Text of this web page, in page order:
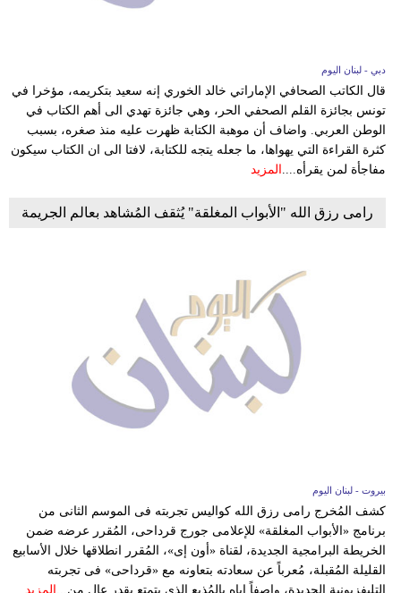
دبي - لبنان اليوم
قال الكاتب الصحافي الإماراتي خالد الخوري إنه سعيد بتكريمه، مؤخرا في
تونس بجائزة القلم الصحفي الحر، وهي جائزة تهدي الى أهم الكتاب في
الوطن العربي. واضاف أن موهبة الكتابة ظهرت عليه منذ صغره، بسبب
كثرة القراءة التي يهواها، ما جعله يتجه للكتابة، لافتا الى ان الكتاب سيكون
مفاجأة لمن يقرأه.... المزيد
رامى رزق الله "الأبواب المغلقة" يُثقف المُشاهد بعالم الجريمة
بيروت - لبنان اليوم
كشف المُخرج رامى رزق الله كواليس تجربته فى الموسم الثانى من
برنامج «الأبواب المغلقة» للإعلامى جورج قرداحى، المُقرر عرضه ضمن
الخريطة البرامجية الجديدة، لقناة «أون إى»، المُقرر انطلاقها خلال الأسابيع
القليلة المُقبلة، مُعرباً عن سعادته بتعاونه مع «قرداحى» فى تجربته
التليفزيونية الجديدة، واصفاً إياه بالمُذيع الذى يتمتع بقدر عالٍ من... المزيد